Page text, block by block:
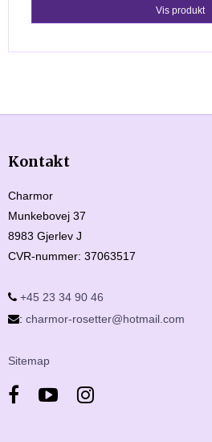
Vis produkt
Kontakt
Charmor
Munkebovej 37
8983 Gjerlev J
CVR-nummer: 37063517
+45 23 34 90 46
: charmor-rosetter@hotmail.com
Sitemap